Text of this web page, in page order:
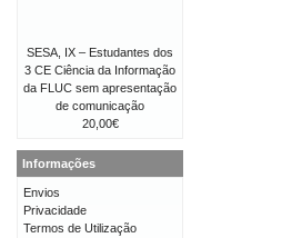
SESA, IX – Estudantes dos
3 CE Ciência da Informação
da FLUC sem apresentação
de comunicação
20,00€
Informações
Envios
Privacidade
Termos de Utilização